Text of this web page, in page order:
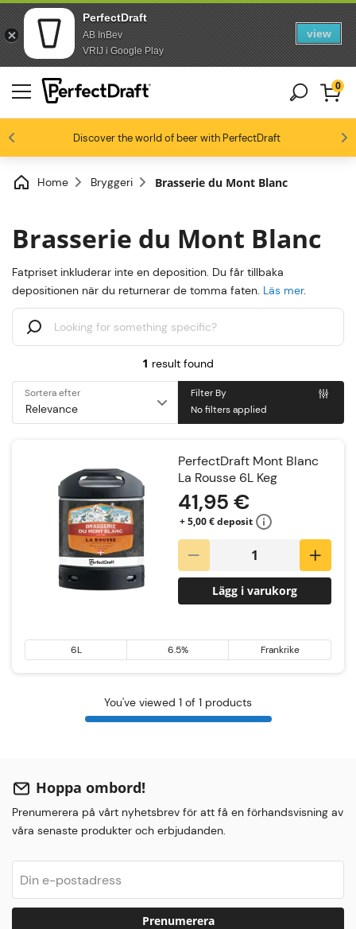
PerfectDraft
AB InBev
VRIJ i Google Play
view
Skip to content
Skip to footer
Discover the world of beer with PerfectDraft
Ölentusiaster älskar oss 4.4/5
0
Home Bryggeri Brasserie du Mont Blanc
Brasserie du Mont Blanc
Fatpriset inkluderar inte en deposition. Du får tillbaka
depositionen när du returnerar de tomma faten. Läs mer.
1 result found
Sortera efter
Filter By
No filters applied
PerfectDraft Mont Blanc
La Rousse 6L Keg
41,95 €
+ 5,00 € deposit
Lägg i varukorg
6L 6.5% Frankrike
You've viewed 1 of 1 products
Hoppa ombord!
Prenumerera på vårt nyhetsbrev för att få en förhandsvisning av
våra senaste produkter och erbjudanden.
Prenumerera